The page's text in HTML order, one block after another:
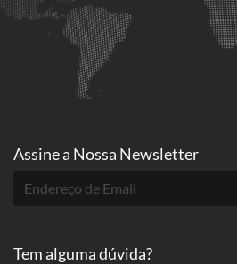
Assine a Nossa Newsletter
Tem alguma dúvida?